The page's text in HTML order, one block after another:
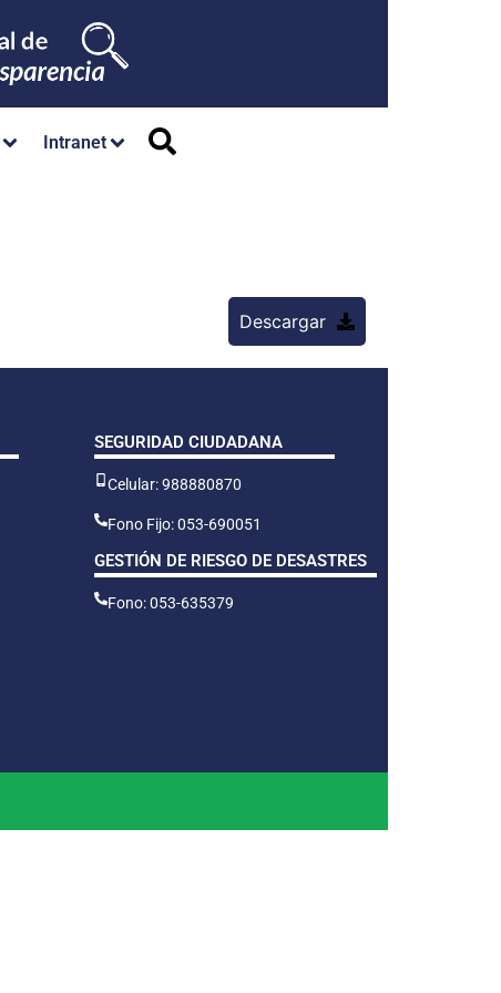
Intranet
Descargar
SEGURIDAD CIUDADANA
Celular: 988880870
Fono Fijo: 053-690051
GESTIÓN DE RIESGO DE DESASTRES
Fono: 053-635379